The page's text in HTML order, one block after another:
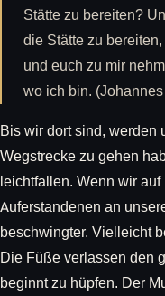
Stätte zu bereiten?
die Stätte zu
und euch zu mir
wo ich bin.
Bis wir dort sind, werden
Wegstrecke zu gehen
leichtfallen. Wenn wir
Auferstandenen an
beschwingter. Vielleicht
Die Füße verlassen den
beginnt zu hüpfen. Der